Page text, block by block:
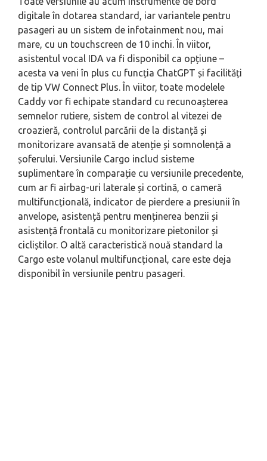
digitale în dotarea standard, iar variantele pentru
pasageri au un sistem de infotainment nou, mai
mare, cu un touchscreen de 10 inchi. În viitor,
asistentul vocal IDA va fi disponibil ca opțiune –
acesta va veni în plus cu funcția ChatGPT și facilități
de tip VW Connect Plus. În viitor, toate modelele
Caddy vor fi echipate standard cu recunoașterea
semnelor rutiere, sistem de control al vitezei de
croazieră, controlul parcării de la distanță și
monitorizare avansată de atenție și somnolență a
șoferului. Versiunile Cargo includ sisteme
suplimentare în comparație cu versiunile precedente,
cum ar fi airbag-uri laterale și cortină, o cameră
multifuncțională, indicator de pierdere a presiunii în
anvelope, asistență pentru menținerea benzii și
asistență frontală cu monitorizare pietonilor și
cicliștilor. O altă caracteristică nouă standard la
Cargo este volanul multifuncțional, care este deja
disponibil în versiunile pentru pasageri.